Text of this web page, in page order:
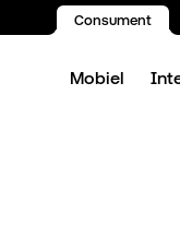
Consument
Mobiel